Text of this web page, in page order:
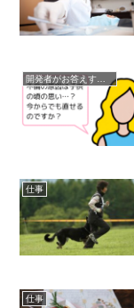
開発者がお答えするQ＆A
仕事
仕事